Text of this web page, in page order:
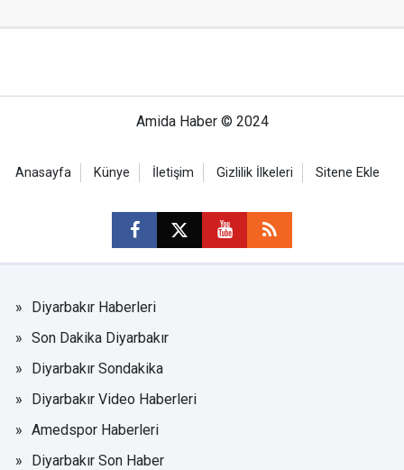
Amida Haber © 2024
Anasayfa Künye İletişim Gizlilik İlkeleri Sitene Ekle
Diyarbakır Haberleri
Son Dakika Diyarbakır
Diyarbakır Sondakika
Diyarbakır Video Haberleri
Amedspor Haberleri
Diyarbakır Son Haber